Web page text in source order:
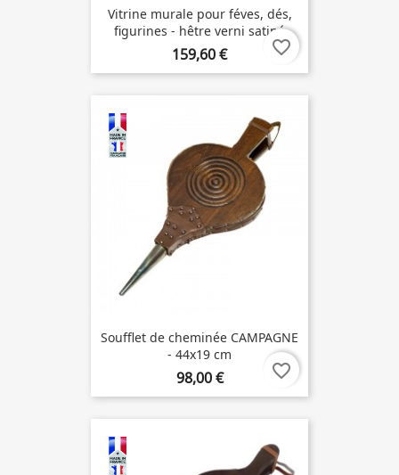
Vitrine murale pour féves, dés,
figurines - hêtre verni satiné
159,60 € favorite_border
Soufflet de cheminée CAMPAGNE
- 44x19 cm
98,00 € favorite_border